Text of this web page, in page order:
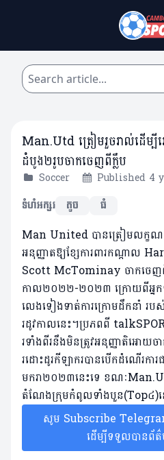
Man.Utd ត្រៀមរួចរាល់ដើម្
ដំបូង២រូបចាកចេញពីក្លឹប
Soccer Published 4
ទំហំអក្សរ
តូច ធំ
Man United បានត្រៀមលក្ខណៈ
អនុញ្ញាតឱ្យខ្សែការពារកណ្តាល
Scott McTominay ចាកចេញ
កាល២០២២-២០២៣ ក្រោយពីអ្នក
លេងទៀងទាត់ការក្រោមដឹកនាំ
រដូវកាលនេះ។ប្រភពពី
រទាំងពីរនឹង​មិន​ត្រូវ​អនុញ្ញាតិអោយ
រដោះដូរកីឡាករបានបើកដំណើរការ
មករា២០២៣​នេះ​ទេ ខណៈ
តំណែងក្រុមកំពូលទាំង​បួន(Top៤
សូម Subscribe
ដើម្បីទទួលបានព័